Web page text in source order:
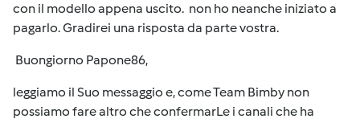
con il modello appena uscito. non ho neanche iniziato a
pagarlo. Gradirei una risposta da parte vostra.
Buongiorno Papone86,
leggiamo il Suo messaggio e, come Team Bimby non
possiamo fare altro che confermarLe i canali che ha